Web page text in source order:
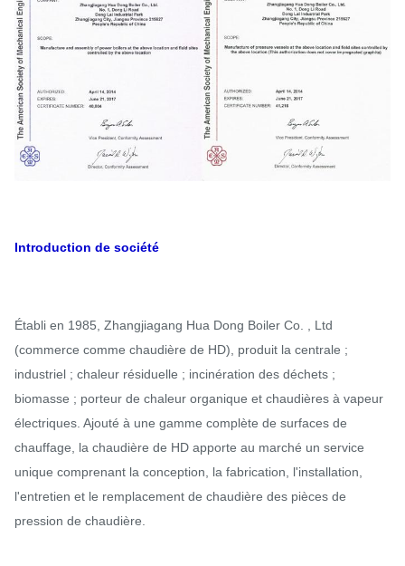
Introduction de société
Établi en 1985, Zhangjiagang Hua Dong Boiler Co. , Ltd
(commerce comme chaudière de HD), produit la centrale ;
industriel ; chaleur résiduelle ; incinération des déchets ;
biomasse ; porteur de chaleur organique et chaudières à vapeur
électriques. Ajouté à une gamme complète de surfaces de
chauffage, la chaudière de HD apporte au marché un service
unique comprenant la conception, la fabrication, l'installation,
l'entretien et le remplacement de chaudière des pièces de
pression de chaudière.